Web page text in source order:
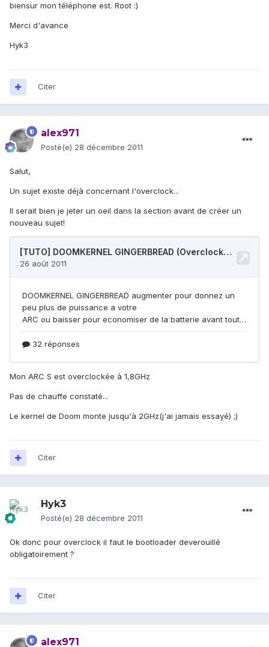
biensur mon téléphone est. Root :)
Merci d'avance
Hyk3
Citer
alex971
Posté(e) 28 décembre 2011
Salut,
Un sujet existe déjà concernant l'overclock...
Il serait bien je jeter un oeil dans la section avant de créer un
nouveau sujet!
Mon ARC S est overclockée à 1,8GHz
Pas de chauffe constaté...
Le kernel de Doom monte jusqu'à 2GHz(j'ai jamais essayé) ;)
Citer
Hyk3
Posté(e) 28 décembre 2011
Ok donc pour overclock il faut le bootloader deverouillé
obligatoirement ?
Citer
alex971